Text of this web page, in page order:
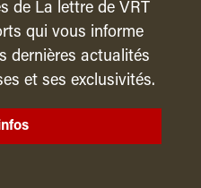
de La lettre de VRT
qui vous informe
dernières actualités
et ses exclusivités.